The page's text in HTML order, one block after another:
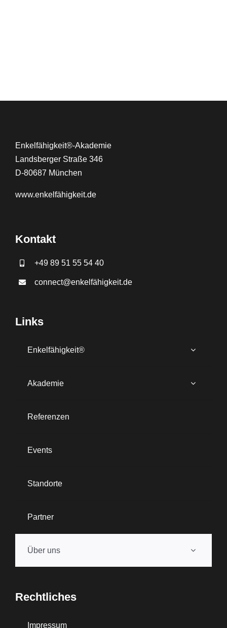
Enkelfähigkeit®-Akademie
Landsberger Straße 346
D-80687 München
www.enkelfähigkeit.de
Kontakt
+49 89 51 55 54 40
connect@enkelfähigkeit.de
Links
Enkelfähigkeit®
Akademie
Referenzen
Events
Standorte
Partner
Über uns
Rechtliches
Impressum